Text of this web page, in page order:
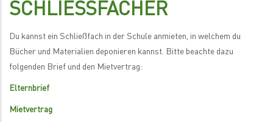
SCHLIESSFÄCHER
Du kannst ein Schließfach in der Schule anmieten, in welchem du
Bücher und Materialien deponieren kannst. Bitte beachte dazu
folgenden Brief und den Mietvertrag:
Elternbrief
Mietvertrag